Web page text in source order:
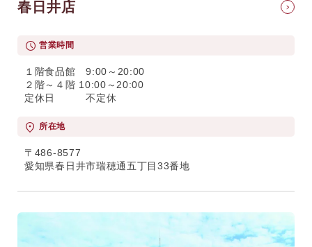
春日井店
営業時間
１階食品館 9:00～20:00
２階～４階 10:00～20:00
定休日 不定休
所在地
〒486-8577
愛知県春日井市瑞穂通五丁目33番地